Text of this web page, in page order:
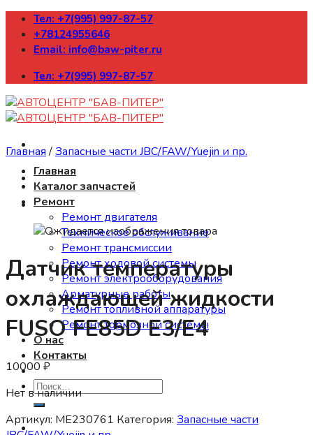
Skip
content
Тел: +7(995) 997-87-57
+78124955646
Email: info@baw-piter.ru
Тел: +7(995) 997-87-57
Главная
Каталог запчастей
Ремонт
Ремонт двигателя
Техническое обслуживание
Ремонт трансмиссии
Ремонт ходовой системы
Ремонт электрооборудования
Арматурные работы
Ремонт топливной аппаратуры
Ремонт тормозной системы
О нас
Контакты
Искать:
Главная /Запасные части JBC/FAW/Yuejin и пр.
Датчик температуры
охлаждающей жидкости
FUSO FE85D E3/E4
10000 ₽
Нет в наличии
Артикул: ME230761 Категория: Запасные части